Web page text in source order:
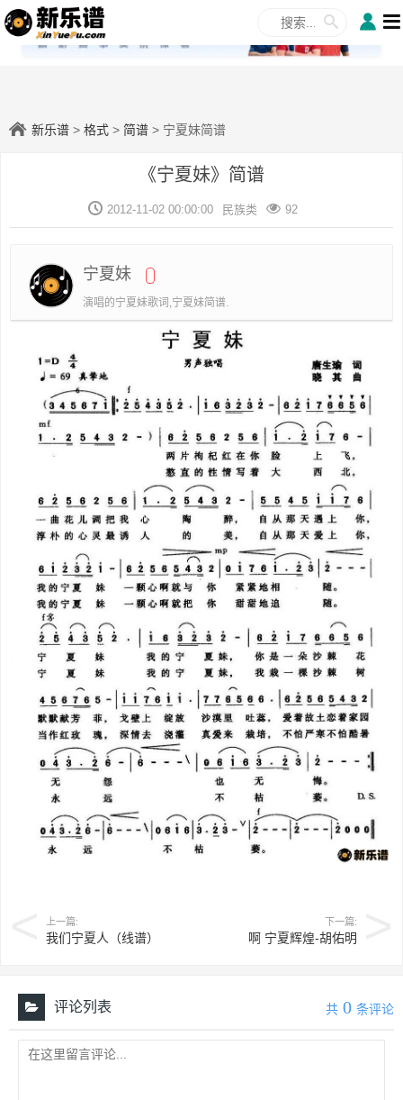
✕
新乐谱 > 格式 > 简谱 > 宁夏妹简谱
《宁夏妹》简谱
2012-11-02 00:00:00 民族类 92
宁夏妹
演唱的宁夏妹歌词,宁夏妹简谱.
上一篇:
我们宁夏人（线谱）
下一篇:
啊 宁夏辉煌-胡佑明
共 0 条评论
评论列表